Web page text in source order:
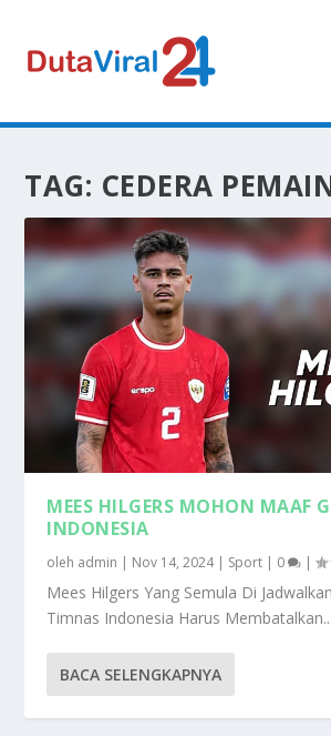
TAG: CEDERA
MEES HILGERS MOHON MAAF
INDONESIA
oleh admin | Nov 14, 2024| Sport | 0 |
Mees Hilgers Yang Semula Di
Timnas Indonesia Harus Membatalkan...
BACA SELENGKAPNYA